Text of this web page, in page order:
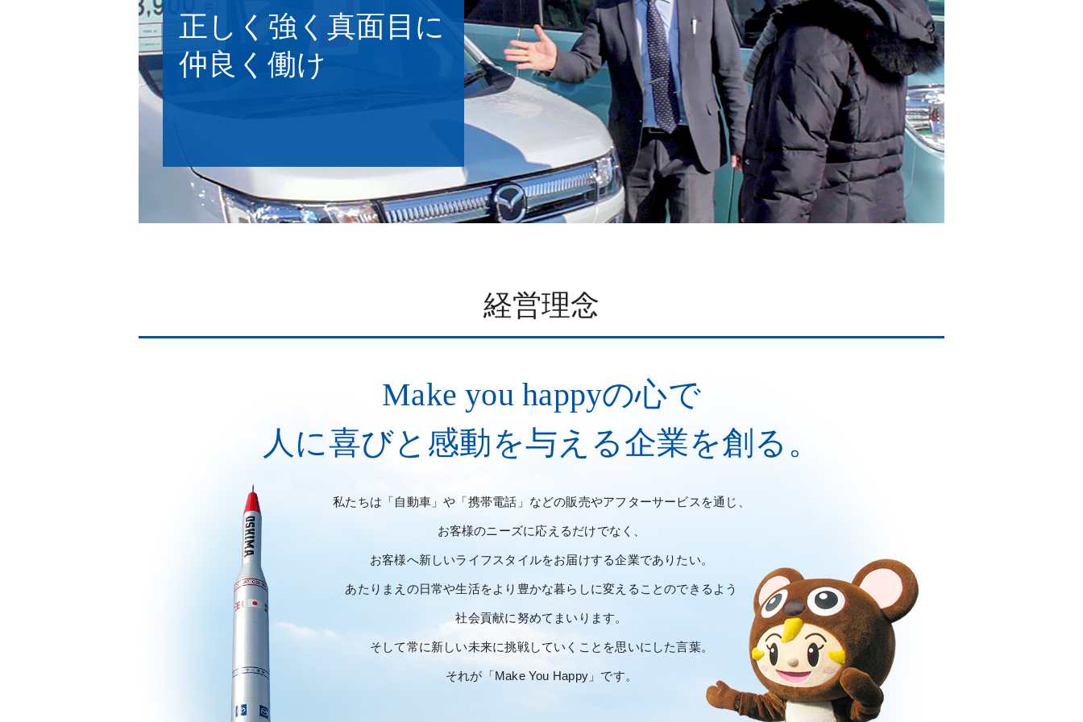
正しく強く真面目に
仲良く働け
経営理念
Make you happyの心で
人に喜びと感動を与える企業を創る。
私たちは「自動車」や「携帯電話」 などの販売やアフターサービスを通じ、
お客様のニーズに応えるだけでなく、
お客様へ新しいライフスタイルをお届けする企業でありたい。
あたりまえの日常や生活をより豊かな暮らしに変えることのできるよう
社会貢献に努めてまいります。
そして常に新しい未来に挑戦していくことを思いにした言葉。
それが「Make You Happy」です。